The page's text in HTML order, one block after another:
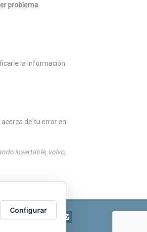
problema
la información
de tu error en
insertable, volvo,
Configurar